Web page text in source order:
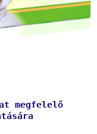
megfelelő